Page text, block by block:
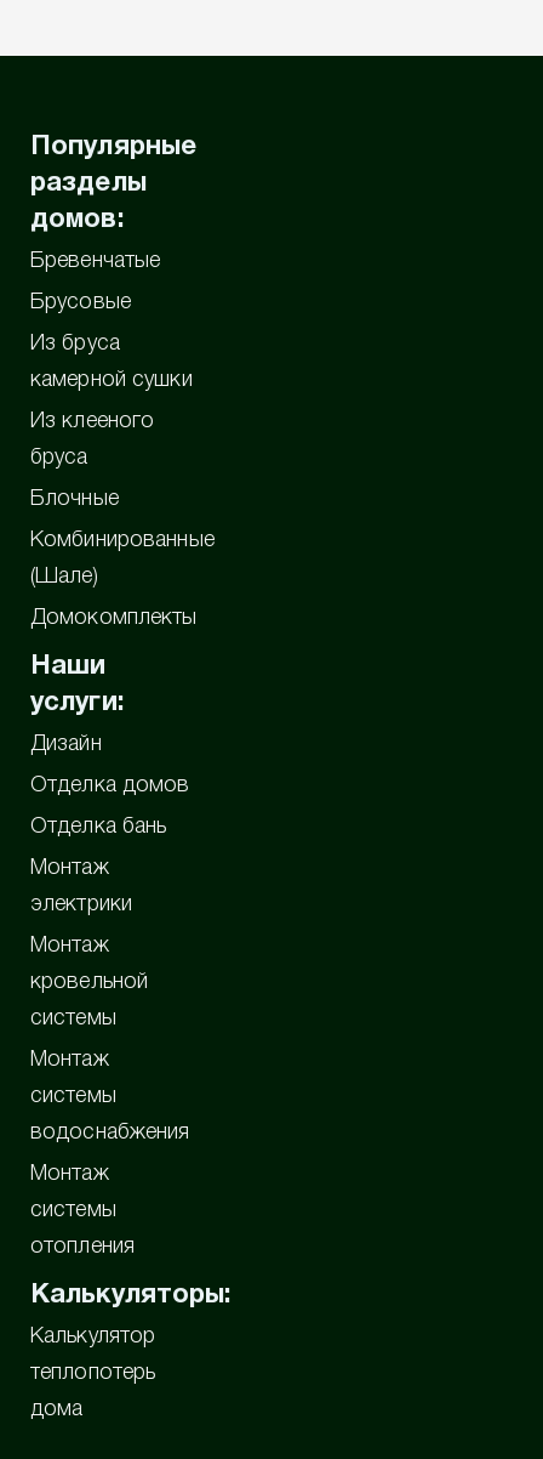
Популярные
разделы
домов:
Бревенчатые
Брусовые
Из бруса
камерной сушки
Из клееного
бруса
Блочные
Комбинированные
(Шале)
Домокомплекты
Наши
услуги:
Дизайн
Отделка домов
Отделка бань
Монтаж
электрики
Монтаж
кровельной
системы
Монтаж
системы
водоснабжения
Монтаж
системы
отопления
Калькуляторы:
Калькулятор
теплопотерь
дома